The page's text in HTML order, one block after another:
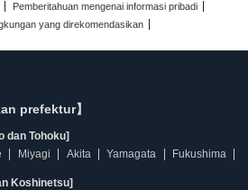
Pemberitahuan mengenai informasi pribadi
yang direkomendasikan
prefektur】
dan Tohoku]
Miyagi Akita Yamagata Fukushima
Koshinetsu]